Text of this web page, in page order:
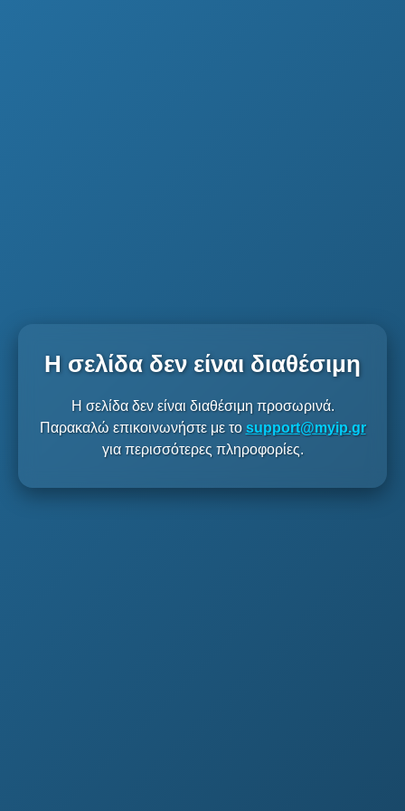
Η σελίδα δεν είναι διαθέσιμη
Η σελίδα δεν είναι διαθέσιμη προσωρινά.
Παρακαλώ επικοινωνήστε με το support@myip.gr
για περισσότερες πληροφορίες.